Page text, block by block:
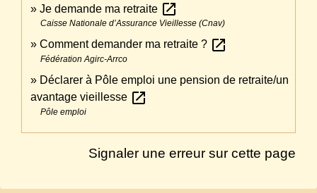
Je demande ma retraite open_in_new
Caisse Nationale d’Assurance Vieillesse (Cnav)
Comment demander ma retraite ? open_in_new
Fédération Agirc-Arrco
Déclarer à Pôle emploi une pension de retraite/un
avantage vieillesse open_in_new
Pôle emploi
Signaler une erreur sur cette page